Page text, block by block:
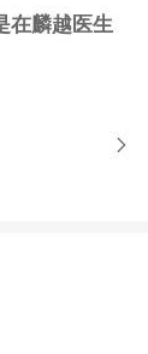
在麟越医生